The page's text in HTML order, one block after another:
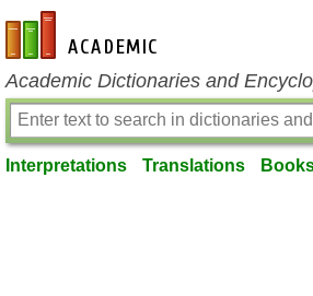
en-academic.com
Academic Dictionaries and
Interpretations Translations